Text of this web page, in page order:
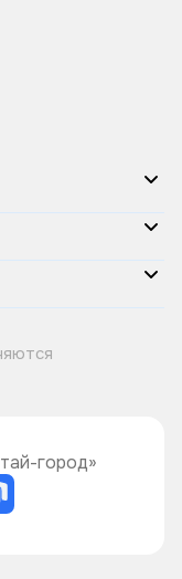
город»